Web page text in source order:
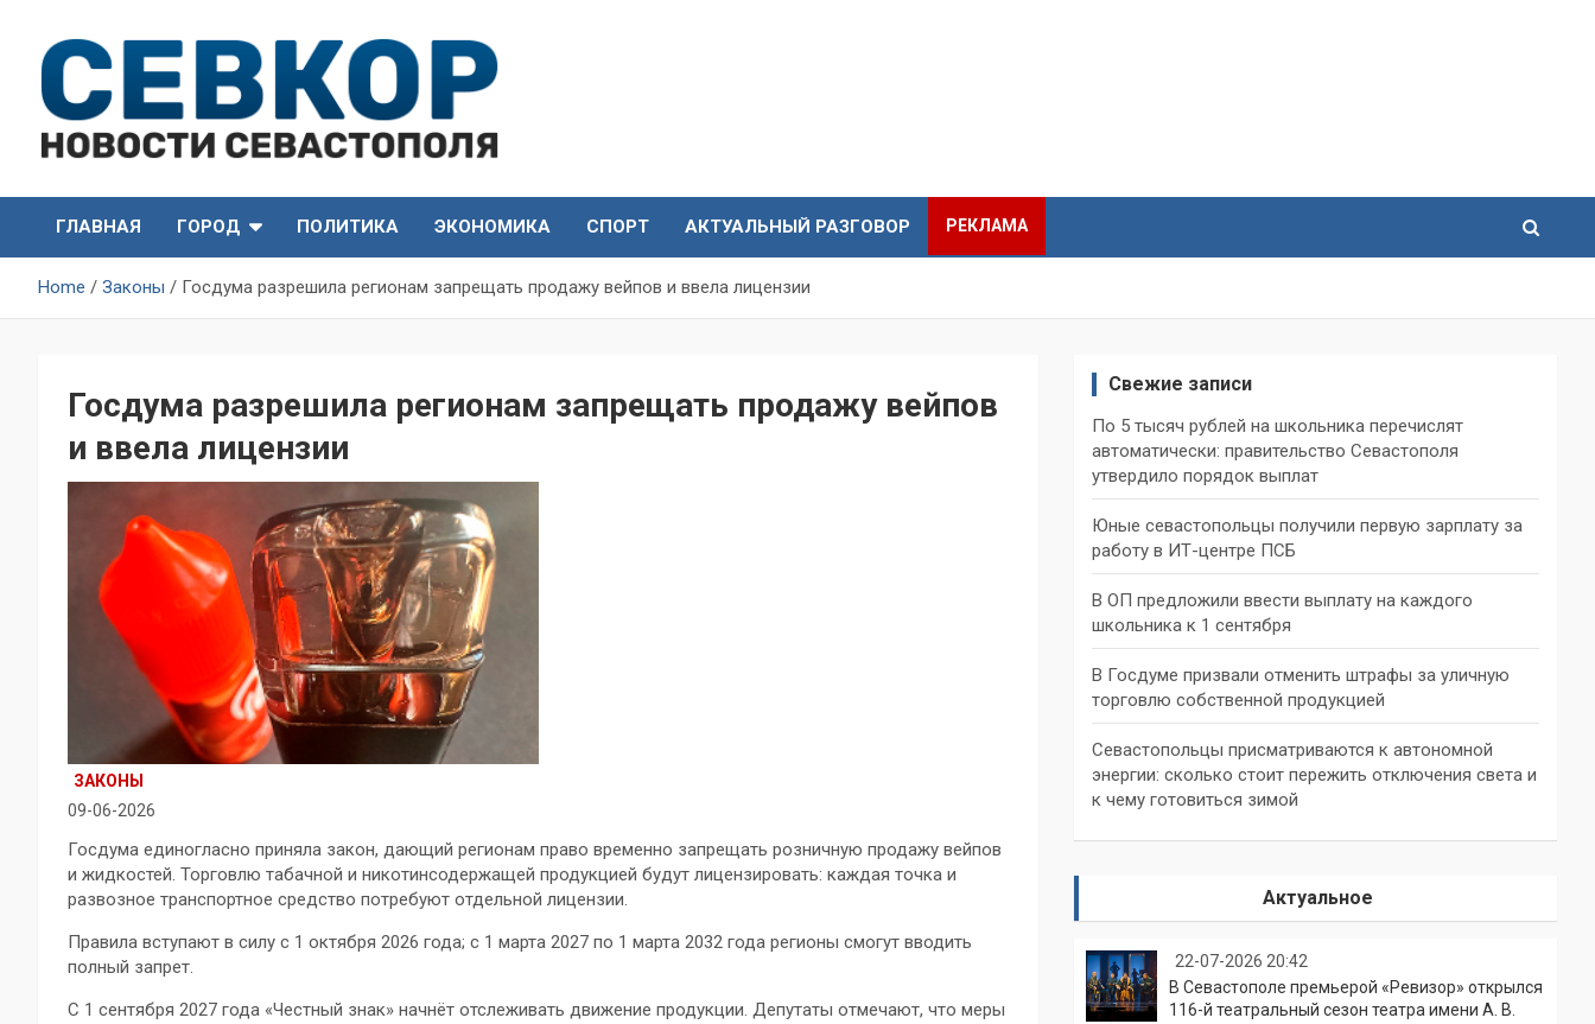
content
СевКор — Новости
Севастополя
Севастополя
ГЛАВНАЯ
ГОРОД ПОЛИТИКА ЭКОНОМИКА СПОРТ АКТУАЛЬНЫЙ РАЗГОВОР РЕКЛАМА
Home Законы Госдума разрешила регионам запрещать продажу вейпов и ввела лицензии
Госдума разрешила регионам запрещать продажу вейпов
и ввела лицензии
ЗАКОНЫ
09-06-2026
Госдума единогласно приняла закон, дающий регионам право временно запрещать розничную продажу вейпов
и жидкостей. Торговлю табачной и никотинсодержащей продукцией будут лицензировать: каждая точка и
развозное транспортное средство потребуют отдельной лицензии.
Правила вступают в силу с 1 октября 2026 года; с 1 марта 2027 по 1 марта 2032 года регионы смогут вводить
полный запрет.
С 1 сентября 2027 года «Честный знак» начнёт отслеживать движение продукции. Депутаты отмечают, что меры
Свежие записи
По 5 тысяч рублей на школьника перечислят
автоматически: правительство Севастополя
утвердило порядок выплат
Юные севастопольцы получили первую зарплату за
работу в ИТ-центре ПСБ
В ОП предложили ввести выплату на каждого
школьника к 1 сентября
В Госдуме призвали отменить штрафы за уличную
торговлю собственной продукцией
Севастопольцы присматриваются к автономной
энергии: сколько стоит пережить отключения света и
к чему готовиться зимой
Актуальное
22-07-2026 20:42
В Севастополе премьерой «Ревизор» открылся
116-й театральный сезон театра имени А. В.